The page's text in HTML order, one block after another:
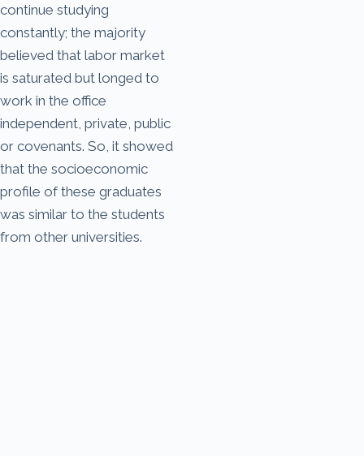
continue studying
constantly; the majority
believed that labor market
is saturated but longed to
work in the office
independent, private, public
or covenants. So, it showed
that the socioeconomic
profile of these graduates
was similar to the students
from other universities.